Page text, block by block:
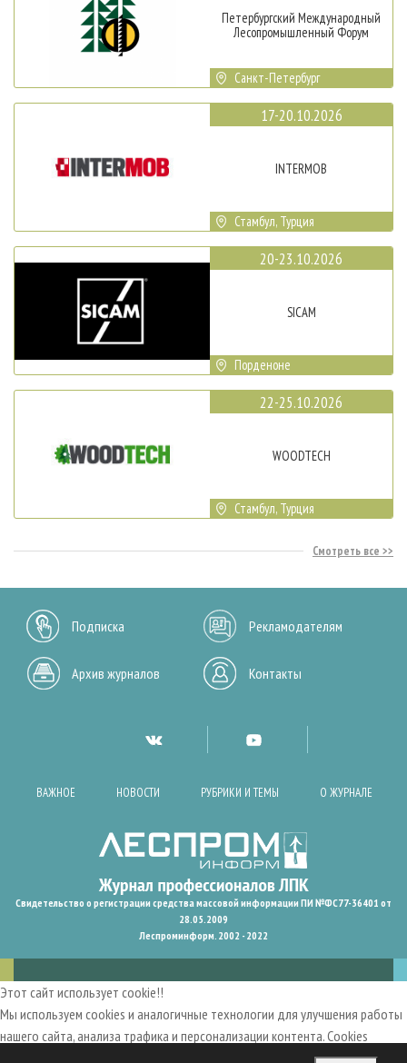
Петербургский Международный
Лесопромышленный Форум
Санкт-Петербург
17-20.10.2026
INTERMOB
Стамбул, Турция
20-23.10.2026
SICAM
Порденоне
22-25.10.2026
WOODTECH
Стамбул, Турция
Смотреть все
Подписка Рекламодателям
Архив журналов Контакты
ВАЖНОЕ НОВОСТИ РУБРИКИ И ТЕМЫ О ЖУРНАЛЕ
Свидетельство о регистрации средства массовой информации ПИ №ФС77-36401 от
28.05.2009
Леспроминформ. 2002 - 2022
Этот сайт использует cookie!!
Мы используем cookies и аналогичные технологии для улучшения работы
нашего сайта, анализа трафика и персонализации контента. Cookies